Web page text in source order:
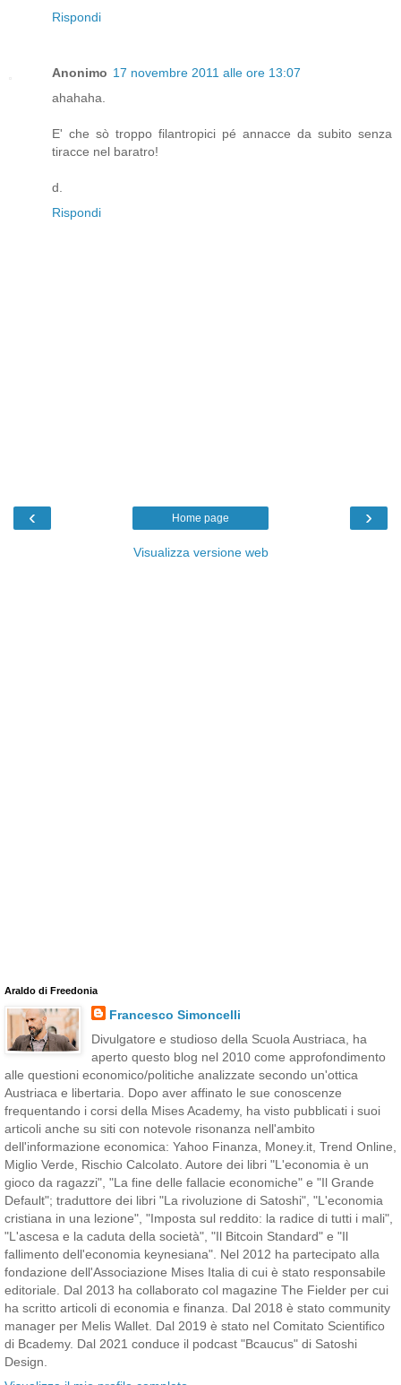
Rispondi
Anonimo 17 novembre 2011 alle ore 13:07
ahahaha.
E' che sò troppo filantropici pé annacce da subito senza
tiracce nel baratro!
d.
Rispondi
‹ ›
Home page
Visualizza versione web
Araldo di Freedonia
Francesco Simoncelli
Divulgatore e studioso della Scuola Austriaca, ha
aperto questo blog nel 2010 come approfondimento
alle questioni economico/politiche analizzate secondo un'ottica
Austriaca e libertaria. Dopo aver affinato le sue conoscenze
frequentando i corsi della Mises Academy, ha visto pubblicati i suoi
articoli anche su siti con notevole risonanza nell'ambito
dell'informazione economica: Yahoo Finanza, Money.it, Trend Online,
Miglio Verde, Rischio Calcolato. Autore dei libri "L'economia è un
gioco da ragazzi", "La fine delle fallacie economiche" e "Il Grande
Default"; traduttore dei libri "La rivoluzione di Satoshi", "L'economia
cristiana in una lezione", "Imposta sul reddito: la radice di tutti i mali",
"L'ascesa e la caduta della società", "Il Bitcoin Standard" e "Il
fallimento dell'economia keynesiana". Nel 2012 ha partecipato alla
fondazione dell'Associazione Mises Italia di cui è stato responsabile
editoriale. Dal 2013 ha collaborato col magazine The Fielder per cui
ha scritto articoli di economia e finanza. Dal 2018 è stato community
manager per Melis Wallet. Dal 2019 è stato nel Comitato Scientifico
di Bcademy. Dal 2021 conduce il podcast "Bcaucus" di Satoshi
Design.